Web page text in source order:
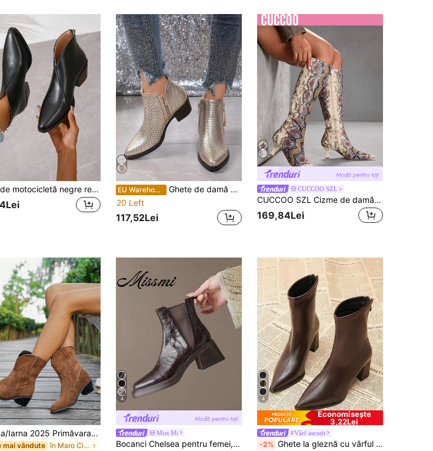
Ghete de motocicletă negre retro în stil britanic de toamnă/iarnă pentru femei, primăvară și toamnă, cu toc mediu, vârf ascuțit, ghete groase sau groase la gleznă EU Warehouse
Ghete de damă cu design scobit, fermoar lateral, cizme Chelsea la modă, unice
20 Left
117,52Lei
CUCCOO SZL
CUCCOO SZL Cizme de damă cu toc înalt și fermoar lateral, model piele de șarpe, la modă, până la genunchi
169,84Lei
Toamna/Iarna 2025 Primăvara/Toamna Nou Modă în Aer Liber Broderie Patchwork Ghete Slip-On Ghete Western Ghete pentru femei, Ghete de cowboy
mai vândute în Maro Cizme de modă pentru femei
4
Miss Mi
Bocanci Chelsea pentru femei, cu toc gros, stil vintage francez, vârf pătrat, căptușiți termic, cu toc înalt, elastici, slim, pentru gleznă
4
Economisește
3,22Lei
#Vârf ascuțit
-2% Ghete la gleznă cu vârful ascuțit și toc gros, tocuri înalte, din piele maro, de înaltă calitate, slim fit, cu fermoar la spate, toamna/iarna 2025